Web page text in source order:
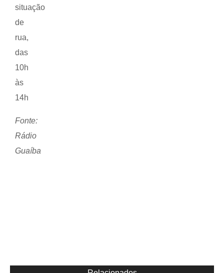
situação
de
rua,
das
10h
às
14h
Fonte:
Rádio
Guaíba